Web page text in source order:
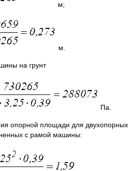
м;
м.
на грунт
Па.
опорной площади для двухопорных
с рамой машины: